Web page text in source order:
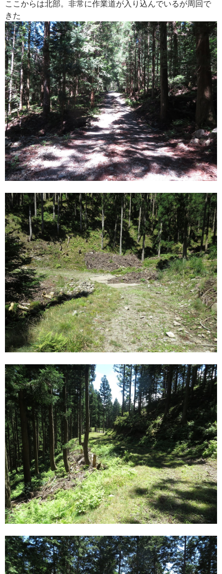
ここからは北部。非常に作業道が入り込んでいるが周回で
きた